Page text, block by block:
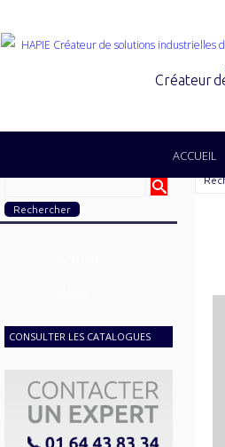
Créateur
ACCUEIL
CONSULTER LES CATALOGUES